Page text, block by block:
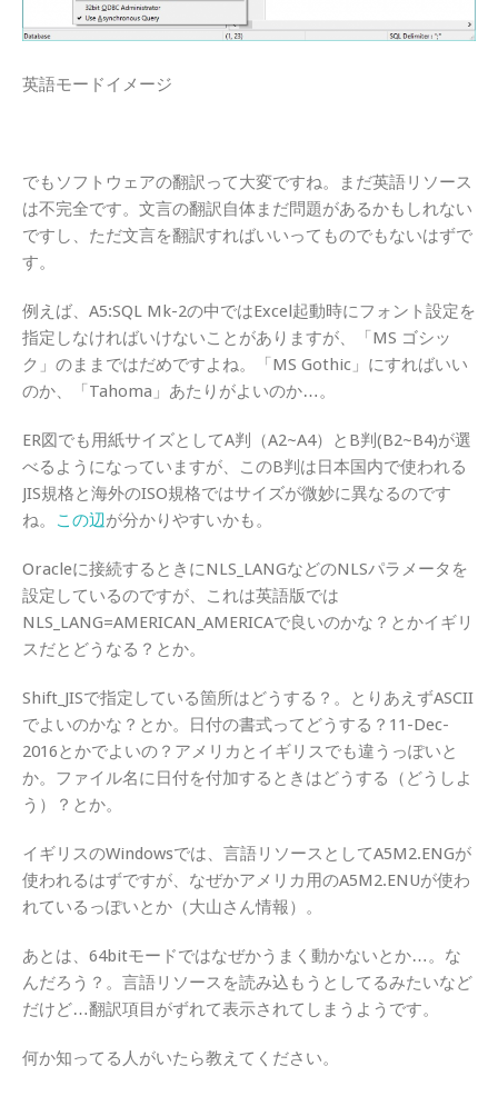
英語モードイメージ
でもソフトウェアの翻訳って大変ですね。まだ英語リソース
は不完全です。文言の翻訳自体まだ問題があるかもしれない
ですし、ただ文言を翻訳すればいいってものでもないはずで
す。
例えば、A5:SQL Mk-2の中ではExcel起動時にフォント設定を
指定しなければいけないことがありますが、「MS ゴシッ
ク」のままではだめですよね。「MS Gothic」にすればいい
のか、「Tahoma」あたりがよいのか…。
ER図でも用紙サイズとしてA判（A2~A4）とB判(B2~B4)が選
べるようになっていますが、このB判は日本国内で使われる
JIS規格と海外のISO規格ではサイズが微妙に異なるのです
ね。
この辺が分かりやすいかも。
Oracleに接続するときにNLS_LANGなどのNLSパラメータを
設定しているのですが、これは英語版では
NLS_LANG=AMERICAN_AMERICAで良いのかな？とかイギリ
スだとどうなる？とか。
Shift_JISで指定している箇所はどうする？。とりあえずASCII
でよいのかな？とか。日付の書式ってどうする？11-Dec-
2016とかでよいの？アメリカとイギリスでも違うっぽいと
か。ファイル名に日付を付加するときはどうする（どうしよ
う）？とか。
イギリスのWindowsでは、言語リソースとしてA5M2.ENGが
使われるはずですが、なぜかアメリカ用のA5M2.ENUが使わ
れているっぽいとか（大山さん情報）。
あとは、64bitモードではなぜかうまく動かないとか…。な
んだろう？。言語リソースを読み込もうとしてるみたいなど
だけど…翻訳項目がずれて表示されてしまうようです。
何か知ってる人がいたら教えてください。